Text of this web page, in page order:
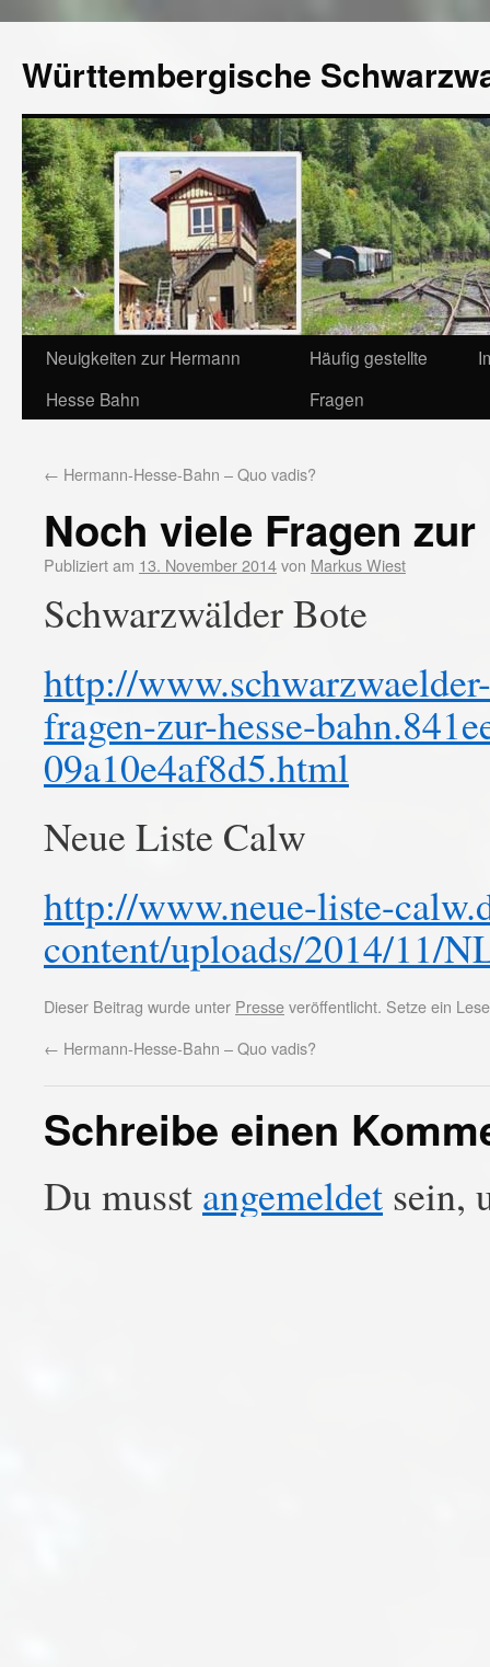
Württembergische
Neuigkeiten zur Hermann
Hesse Bahn
Häufig gestellte
Fragen
← Hermann-Hesse-Bahn – Quo vadis?
Noch viele Fragen
Publiziert am 13. November 2014von Markus Wiest
Schwarzwälder Bote
http://
fragen-zur-hesse-
09a10e4af8d5.html
Neue Liste Calw
http://www.neue-liste-
content/uploads/2014/11/
Dieser Beitrag wurde unter Presseveröffentlicht. Setze ein
← Hermann-Hesse-Bahn – Quo vadis?
Schreibe einen
Du musst angemeldet sein,